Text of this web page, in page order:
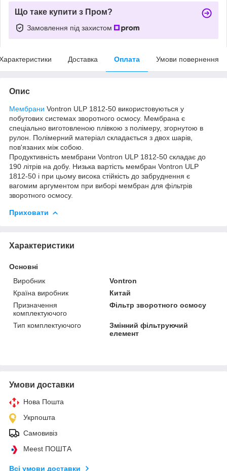
Що таке купити з Пром?
Замовлення під захистом
Доставка Оплата Умови повернення
Опис
Мембрани Vontron ULP 1812-50 використовуються у
побутових системах зворотного осмосу. Мембрана є
спеціально виготовленою плівкою з полімеру, згорнутою в
рулон. Полімерний матеріал складається з двох шарів,
пов'язаних між собою.
Продуктивність мембрани Vontron ULP 1812-50 складає до
190 літрів на добу. Низька вартість мембран Vontron ULP
1812-50 і при цьому висока стійкість до забруднення є
вагомим аргументом при виборі мембран для фільтрів
зворотного осмосу.
Приховати
Характеристики
Основні
Виробник
Vontron
Країна виробник
Китай
Призначення
комплектуючого
Фільтр зворотного осмосу
Тип комплектуючого
Змінний фільтруючий
елемент
Умови доставки
Нова Пошта
Укрпошта
Самовивіз
Meest ПОШТА
Всі умови доставки